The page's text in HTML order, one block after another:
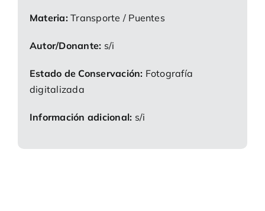
Materia:Transporte / Puentes
Autor/Donante: s/i
Estado de Conservación: Fotografía
digitalizada
Información adicional: s/i